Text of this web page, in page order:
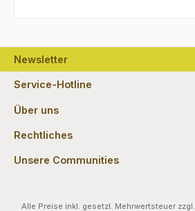
Newsletter
Service-Hotline
Über uns
Rechtliches
Unsere Communities
Alle Preise inkl. gesetzl. Mehrwertsteuer zzgl.